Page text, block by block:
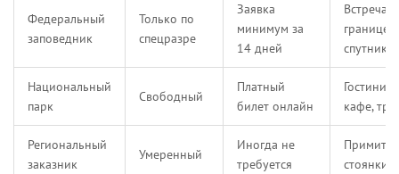
Федеральный
заповедник
Только по
спецразре
Заявка
минимум за
14 дней
Встреча
границе,
спутник
Национальный
парк
Свободный
Платный
билет онлайн
кафе,
Региональный
заказник
Умеренный
Иногда не
требуется
стоянки